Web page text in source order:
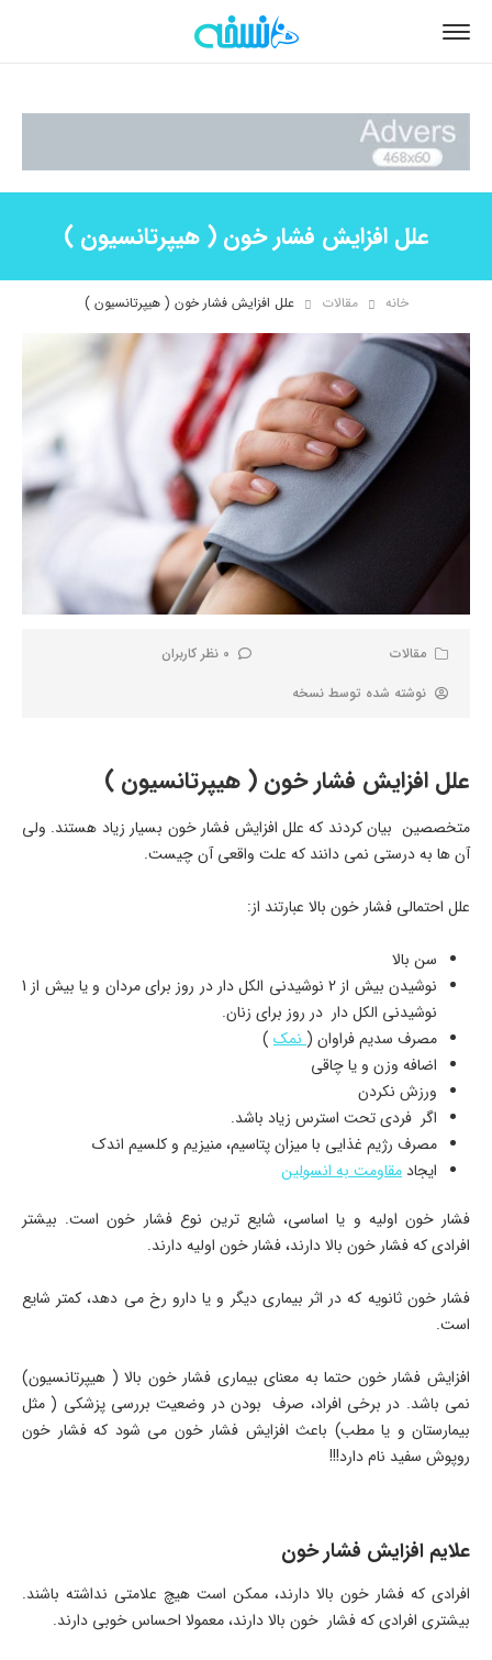
علل افزایش فشار خون ( هیپرتانسیون )
خانه مقالات علل افزایش فشار خون ( هیپرتانسیون )
مقالات
0 نظر کاربران
نوشته شده توسط نسخه
علل افزایش فشار خون ( هیپرتانسیون )
متخصصین بیان کردند که علل افزایش فشار خون بسیار زیاد هستند. ولی
آن ها به درستی نمی دانند که علت واقعی آن چیست.
علل احتمالی فشار خون بالا عبارتند از:
سن بالا
نوشیدن بیش از 2 نوشیدنی الکل دار در روز برای مردان و یا بیش از 1
نوشیدنی الکل دار در روز برای زنان.
مصرف سدیم فراوان (نمک )
اضافه وزن و یا چاقی
ورزش نکردن
اگر فردی تحت استرس زیاد باشد.
مصرف رژیم غذایی با میزان پتاسیم، منیزیم و کلسیم اندک
ایجاد مقاومت به انسولین
فشار خون اولیه و یا اساسی، شایع ترین نوع فشار خون است. بیشتر
افرادی که فشار خون بالا دارند، فشار خون اولیه دارند.
فشار خون ثانویه که در اثر بیماری دیگر و یا دارو رخ می دهد، کمتر شایع
است.
افزایش فشار خون حتما به معنای بیماری فشار خون بالا ( هیپرتانسیون)
نمی باشد. در برخی افراد، صرف بودن در وضعیت بررسی پزشکی ( مثل
بیمارستان و یا مطب) باعث افزایش فشار خون می شود که فشار خون
روپوش سفید نام دارد!!!
علایم افزایش فشار خون
افرادی که فشار خون بالا دارند، ممکن است هیچ علامتی نداشته باشند.
بیشتری افرادی که فشار خون بالا دارند، معمولا احساس خوبی دارند.